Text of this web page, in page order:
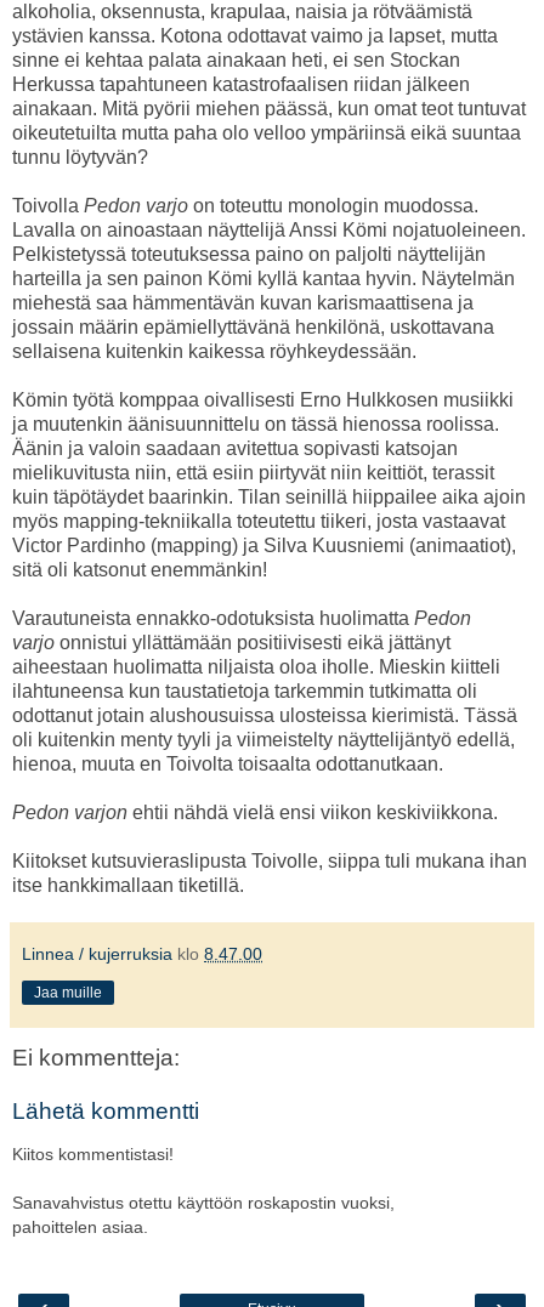
alkoholia, oksennusta, krapulaa, naisia ja rötväämistä
ystävien kanssa. Kotona odottavat vaimo ja lapset, mutta
sinne ei kehtaa palata ainakaan heti, ei sen Stockan
Herkussa tapahtuneen katastrofaalisen riidan jälkeen
ainakaan. Mitä pyörii miehen päässä, kun omat teot tuntuvat
oikeutetuilta mutta paha olo velloo ympäriinsä eikä suuntaa
tunnu löytyvän?
Toivolla Pedon varjo on toteuttu monologin muodossa.
Lavalla on ainoastaan näyttelijä Anssi Kömi nojatuoleineen.
Pelkistetyssä toteutuksessa paino on paljolti näyttelijän
harteilla ja sen painon Kömi kyllä kantaa hyvin. Näytelmän
miehestä saa hämmentävän kuvan karismaattisena ja
jossain määrin epämiellyttävänä henkilönä, uskottavana
sellaisena kuitenkin kaikessa röyhkeydessään.
Kömin työtä komppaa oivallisesti Erno Hulkkosen musiikki
ja muutenkin äänisuunnittelu on tässä hienossa roolissa.
Äänin ja valoin saadaan avitettua sopivasti katsojan
mielikuvitusta niin, että esiin piirtyvät niin keittiöt, terassit
kuin täpötäydet baarinkin. Tilan seinillä hiippailee aika ajoin
myös mapping-tekniikalla toteutettu tiikeri, josta vastaavat
Victor Pardinho (mapping) ja Silva Kuusniemi (animaatiot),
sitä oli katsonut enemmänkin!
Varautuneista ennakko-odotuksista huolimatta Pedon
varjo onnistui yllättämään positiivisesti eikä jättänyt
aiheestaan huolimatta niljaista oloa iholle. Mieskin kiitteli
ilahtuneensa kun taustatietoja tarkemmin tutkimatta oli
odottanut jotain alushousuissa ulosteissa kierimistä. Tässä
oli kuitenkin menty tyyli ja viimeistelty näyttelijäntyö edellä,
hienoa, muuta en Toivolta toisaalta odottanutkaan.
Pedon varjon ehtii nähdä vielä ensi viikon keskiviikkona.
Kiitokset kutsuvieraslipusta Toivolle, siippa tuli mukana ihan
itse hankkimallaan tiketillä.
Linnea / kujerruksia klo 8.47.00
Jaa muille
Ei kommentteja:
Lähetä kommentti
Kiitos kommentistasi!
Sanavahvistus otettu käyttöön roskapostin vuoksi,
pahoittelen asiaa.